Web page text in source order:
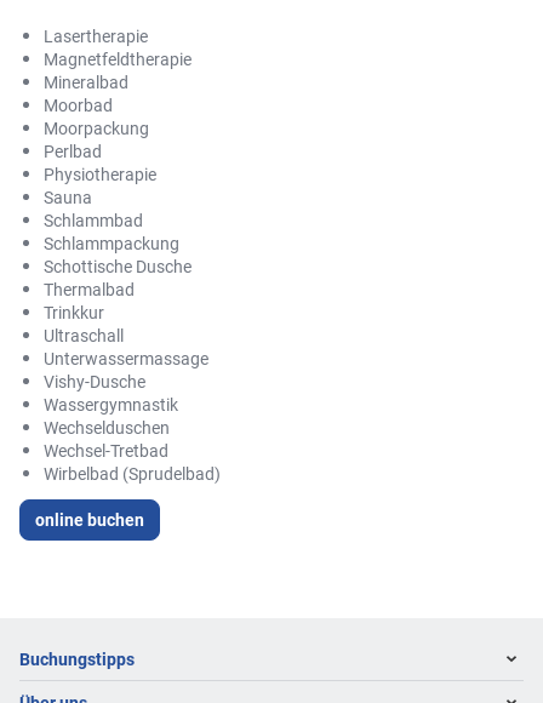
Lasertherapie
Magnetfeldtherapie
Mineralbad
Moorbad
Moorpackung
Perlbad
Physiotherapie
Sauna
Schlammbad
Schlammpackung
Schottische Dusche
Thermalbad
Trinkkur
Ultraschall
Unterwassermassage
Vishy-Dusche
Wassergymnastik
Wechselduschen
Wechsel-Tretbad
Wirbelbad (Sprudelbad)
online buchen
Footer navigation
Buchungstipps